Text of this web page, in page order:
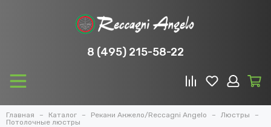
8 (495) 215-58-22
Главная Каталог Рекани Анжело/Reccagni Angelo
Люстры
Потолочные люстры